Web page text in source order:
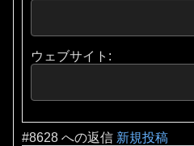
ウェブサイト:
#8628 への返信 新規投稿